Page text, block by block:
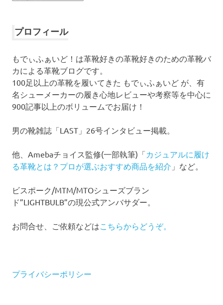
イ
プロフィール
もでぃふぁいど！は革靴好きの革靴好きのための革靴バ
カによる革靴ブログです。
100足以上の革靴を履いてきた もでぃふぁいど が、有
名シューメーカーの履き心地レビューや考察等を中心に
900記事以上のボリュームでお届け！
男の靴雑誌「LAST」26号インタビュー掲載。
他、Amebaチョイス監修(一部執筆)「カジュアルに履け
る革靴とは？プロが選ぶおすすめ商品を紹介 」など。
ビスポーク/MTM/MTOシューズブラン
ド”LIGHTBULB”の現公式アンバサダー。
お問合せ、ご依頼などは こちらからどうぞ。
プライバシーポリシー